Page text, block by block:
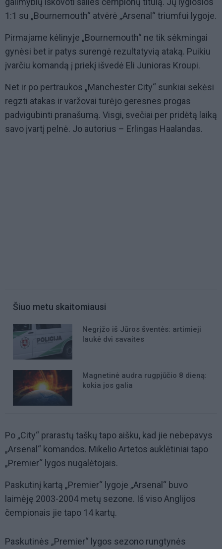
1:1 su „Bournemouth“ atvėrė „Arsenal“ triumfui lygoje.
Pirmajame kėlinyje „Bournemouth“ ne tik sėkmingai
gynėsi bet ir patys surengė rezultatyvią ataką. Puikiu
įvarčiu komandą į priekį išvedė Eli Junioras Kroupi.
Net ir po pertraukos „Manchester City“ sunkiai sekėsi
regzti atakas ir varžovai turėjo geresnes progas
padvigubinti pranašumą. Visgi, svečiai per pridėtą laiką
savo įvartį pelnė. Jo autorius – Erlingas Haalandas.
Šiuo metu skaitomiausi
Negrįžo iš Jūros šventės: artimieji
laukė dvi savaites
Magnetinė audra rugpjūčio 8 dieną:
kokia jos galia
Po „City“ prarastų taškų tapo aišku, kad jie nebepavys
„Arsenal“ komandos. Mikelio Artetos auklėtiniai tapo
„Premier“ lygos nugalėtojais.
Paskutinį kartą „Premier“ lygoje „Arsenal“ buvo
laimėję 2003-2004 metų sezone. Iš viso Anglijos
čempionais jie tapo 14 kartų.
Paskutinės „Premier“ lygos sezono rungtynės